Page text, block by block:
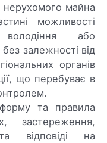
нерухомого майна
можливості
володіння або
залежності від
органів
що перебуває в
та правила
застереження,
відповіді на